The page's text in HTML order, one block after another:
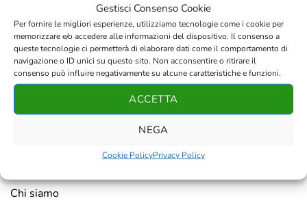
Gestisci Consenso Cookie
Per fornire le migliori esperienze, utilizziamo tecnologie come i cookie per
memorizzare e/o accedere alle informazioni del dispositivo. Il consenso a
queste tecnologie ci permetterà di elaborare dati come il comportamento di
navigazione o ID unici su questo sito. Non acconsentire o ritirare il
consenso può influire negativamente su alcune caratteristiche e funzioni.
ACCETTA
NEGA
Cookie PolicyPrivacy Policy
Pietre Sfaccettate 4mm
Chi siamo